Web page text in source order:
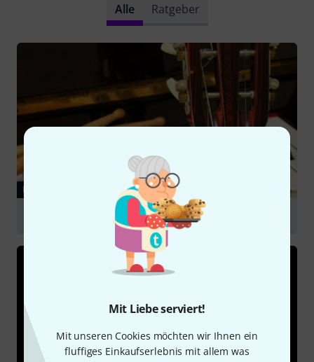
Mit Liebe serviert!
Mit unseren Cookies möchten wir Ihnen ein
fluffiges Einkaufserlebnis mit allem was
Alle Ratgeber
RATGEBER
Instrumente für Einsteiger